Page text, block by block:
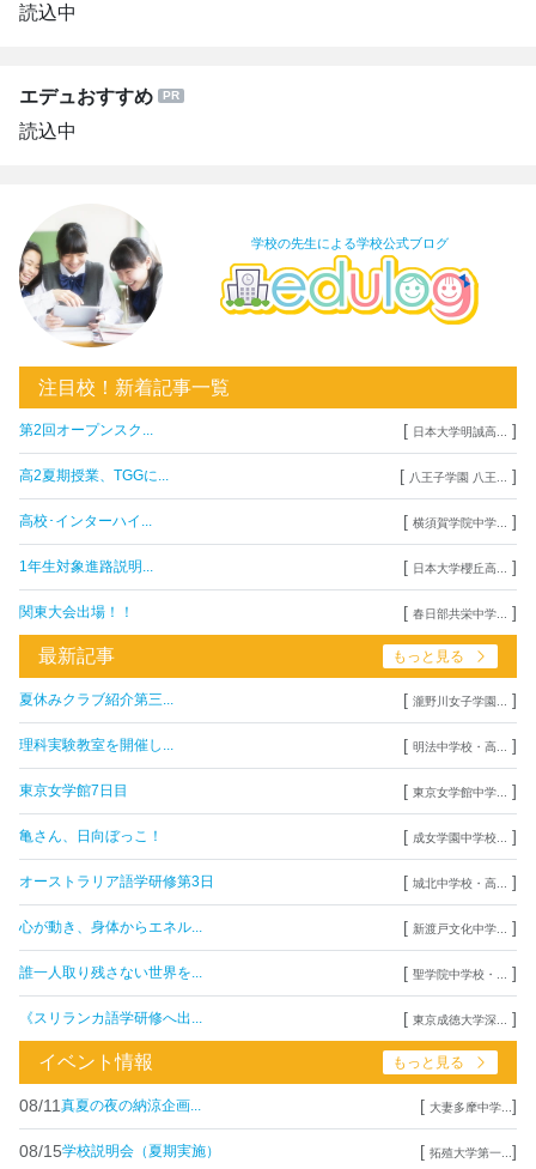
読込中
エデュおすすめ
読込中
学校の先生による学校公式ブログ
注目校！新着記事一覧
第2回オープンスク... [ 日本大学明誠高... ]
高2夏期授業、TGGに... [ 八王子学園 八王... ]
高校･インターハイ... [ 横須賀学院中学... ]
1年生対象進路説明... [ 日本大学櫻丘高... ]
関東大会出場！！ [ 春日部共栄中学... ]
最新記事 もっと見る
夏休みクラブ紹介第三... [ 瀧野川女子学園... ]
理科実験教室を開催し... [ 明法中学校・高... ]
東京女学館7日目 [ 東京女学館中学... ]
亀さん、日向ぼっこ！ [ 成女学園中学校... ]
オーストラリア語学研修第3日 [ 城北中学校・高... ]
心が動き、身体からエネル... [ 新渡戸文化中学... ]
誰一人取り残さない世界を... [ 聖学院中学校・... ]
《スリランカ語学研修へ出... [ 東京成徳大学深... ]
イベント情報 もっと見る
08/11 真夏の夜の納涼企画... [ 大妻多摩中学... ]
08/15学校説明会（夏期実施） [ 拓殖大学第一... ]